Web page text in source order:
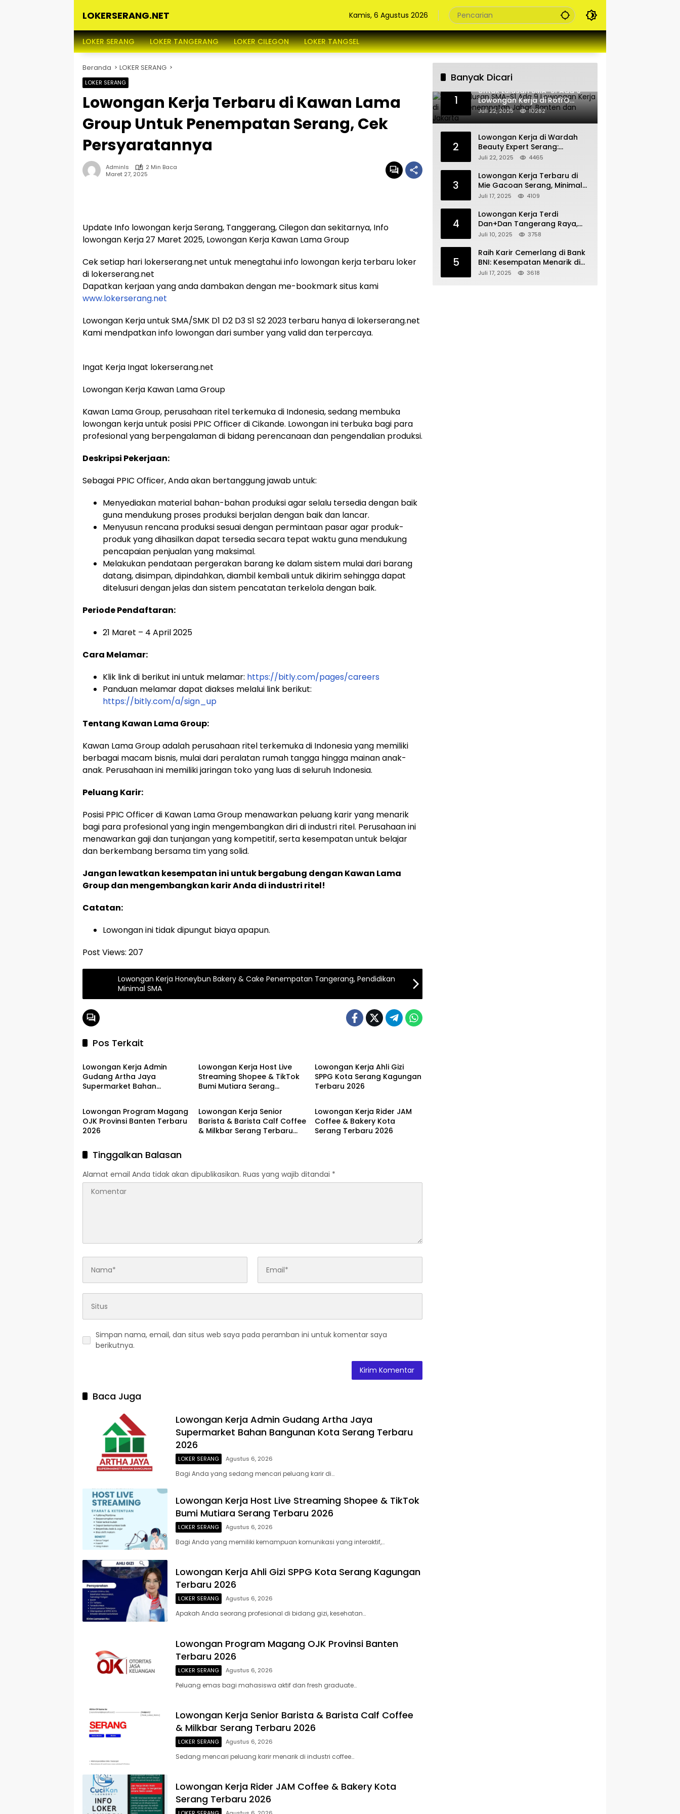
LOKERSERANG.NET
Lowongan
Kerja
dan
Sekitarnya
Kamis, 6 Agustus 2026
LOKER SERANG LOKER TANGERANG LOKER CILEGON LOKER TANGSEL
Beranda LOKER SERANG
LOKER SERANG
Lowongan Kerja Terbaru di Kawan Lama
Group Untuk Penempatan Serang, Cek
Persyaratannya
Adminls
2 Min Baca
Maret 27, 2025
Update Info lowongan kerja Serang, Tanggerang, Cilegon dan sekitarnya, Info
lowongan Kerja 27 Maret 2025, Lowongan Kerja Kawan Lama Group
Cek setiap hari lokerserang.net untuk menegtahui info lowongan kerja terbaru loker
di lokerserang.net
Dapatkan kerjaan yang anda dambakan dengan me-bookmark situs kami
www.lokerserang.net
Lowongan Kerja untuk SMA/SMK D1 D2 D3 S1 S2 2023 terbaru hanya di lokerserang.net
Kami mendpatkan info lowongan dari sumber yang valid dan terpercaya.
Ingat Kerja Ingat lokerserang.net
Lowongan Kerja Kawan Lama Group
Kawan Lama Group, perusahaan ritel terkemuka di Indonesia, sedang membuka
lowongan kerja untuk posisi PPIC Officer di Cikande. Lowongan ini terbuka bagi para
profesional yang berpengalaman di bidang perencanaan dan pengendalian produksi.
Deskripsi Pekerjaan:
Sebagai PPIC Officer, Anda akan bertanggung jawab untuk:
Menyediakan material bahan-bahan produksi agar selalu tersedia dengan baik
guna mendukung proses produksi berjalan dengan baik dan lancar.
Menyusun rencana produksi sesuai dengan permintaan pasar agar produk-
produk yang dihasilkan dapat tersedia secara tepat waktu guna mendukung
pencapaian penjualan yang maksimal.
Melakukan pendataan pergerakan barang ke dalam sistem mulai dari barang
datang, disimpan, dipindahkan, diambil kembali untuk dikirim sehingga dapat
ditelusuri dengan jelas dan sistem pencatatan terkelola dengan baik.
Periode Pendaftaran:
21 Maret – 4 April 2025
Cara Melamar:
Klik link di berikut ini untuk melamar: https://bitly.com/pages/careers
Panduan melamar dapat diakses melalui link berikut:
https://bitly.com/a/sign_up
Tentang Kawan Lama Group:
Kawan Lama Group adalah perusahaan ritel terkemuka di Indonesia yang memiliki
berbagai macam bisnis, mulai dari peralatan rumah tangga hingga mainan anak-
anak. Perusahaan ini memiliki jaringan toko yang luas di seluruh Indonesia.
Peluang Karir:
Posisi PPIC Officer di Kawan Lama Group menawarkan peluang karir yang menarik
bagi para profesional yang ingin mengembangkan diri di industri ritel. Perusahaan ini
menawarkan gaji dan tunjangan yang kompetitif, serta kesempatan untuk belajar
dan berkembang bersama tim yang solid.
Jangan lewatkan kesempatan ini untuk bergabung dengan Kawan Lama
Group dan mengembangkan karir Anda di industri ritel!
Catatan:
Lowongan ini tidak dipungut biaya apapun.
Post Views: 207
Lowongan Kerja Honeybun Bakery & Cake Penempatan Tangerang, Pendidikan
Minimal SMA
Pos Terkait
LOKER SERANG
Lowongan Kerja Admin
Gudang Artha Jaya
Supermarket Bahan
Lowongan Kerja Host Live
Streaming Shopee & TikTok
Bumi Mutiara Serang
Lowongan Kerja Ahli Gizi
SPPG Kota Serang Kagungan
Terbaru 2026
LOKER SERANG
Lowongan Program Magang
OJK Provinsi Banten Terbaru
2026
LOKER SERANG
Lowongan Kerja Senior
Barista & Barista Calf Coffee
& Milkbar Serang Terbaru
LOKER SERANG
Lowongan Kerja Rider JAM
Coffee & Bakery Kota
Serang Terbaru 2026
Tinggalkan Balasan
Alamat email Anda tidak akan dipublikasikan. Ruas yang wajib ditandai *
Simpan nama, email, dan situs web saya pada peramban ini untuk komentar saya
berikutnya.
Baca Juga
Lowongan Kerja Admin Gudang Artha Jaya
Supermarket Bahan Bangunan Kota Serang Terbaru
2026
LOKER SERANG Agustus 6, 2026
Bagi Anda yang sedang mencari peluang karir di…
Lowongan Kerja Host Live Streaming Shopee & TikTok
Bumi Mutiara Serang Terbaru 2026
LOKER SERANG Agustus 6, 2026
Bagi Anda yang memiliki kemampuan komunikasi yang interaktif,…
Lowongan Kerja Ahli Gizi SPPG Kota Serang Kagungan
Terbaru 2026
LOKER SERANG Agustus 6, 2026
Apakah Anda seorang profesional di bidang gizi, kesehatan…
Lowongan Program Magang OJK Provinsi Banten
Terbaru 2026
LOKER SERANG Agustus 6, 2026
Peluang emas bagi mahasiswa aktif dan fresh graduate…
Lowongan Kerja Senior Barista & Barista Calf Coffee
& Milkbar Serang Terbaru 2026
LOKER SERANG Agustus 6, 2026
Sedang mencari peluang karir menarik di industri coffee…
Lowongan Kerja Rider JAM Coffee & Bakery Kota
Serang Terbaru 2026
Banyak Dicari
1
Untuk Lulusan SMA-S1 Ada 9
Lowongan Kerja di Roti’O
Penempatan Jabar, Banten
dan Jakarta
Juli 22, 2025 10282
2
Lowongan Kerja di Wardah
Beauty Expert Serang:
Bergabunglah dengan Tim
Juli 22, 2025 4465
3
Lowongan Kerja Terbaru di
Mie Gacoan Serang, Minimal
Lulusan SMA SMK Sederajat
Juli 17, 2025 4109
4
Lowongan Kerja Terdi
Dan+Dan Tangerang Raya,
Minimal Lulusan SMA SMK
Juli 10, 2025 3758
5
Raih Karir Cemerlang di Bank
BNI: Kesempatan Menarik di
Serang!
Juli 17, 2025 3618